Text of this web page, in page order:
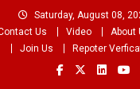
Saturday, August 08,
Us Video About
Join Us
Repoter